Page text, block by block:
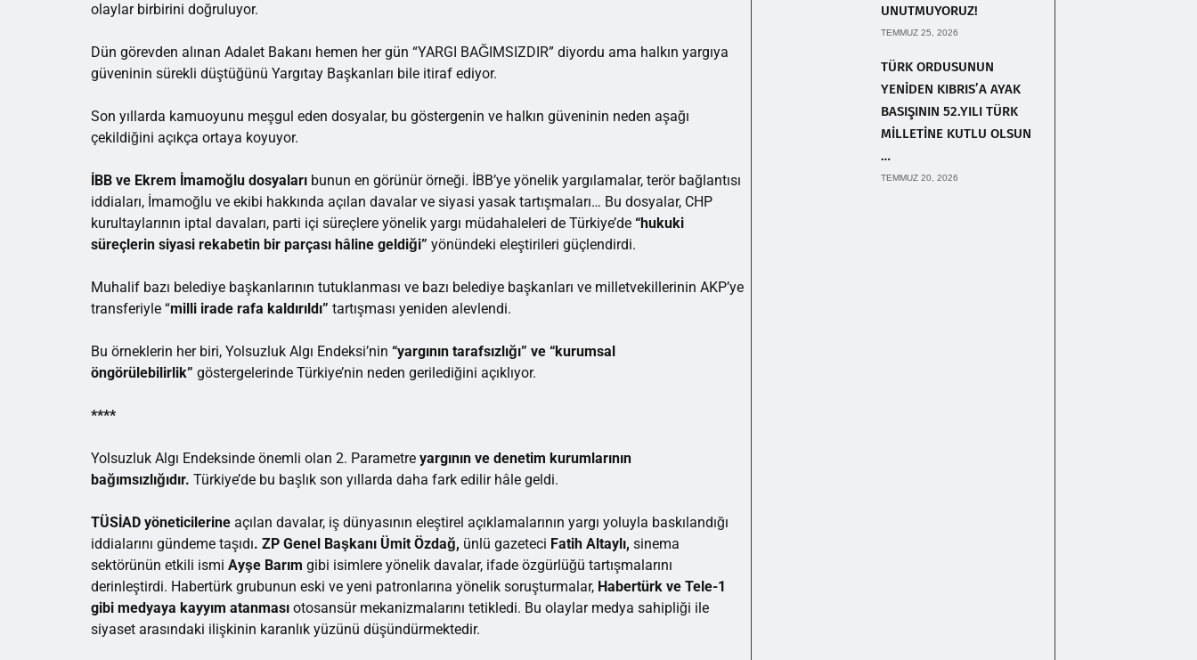
olaylar birbirini doğruluyor.
Dün görevden alınan Adalet Bakanı hemen her gün “YARGI BAĞIMSIZDIR” diyordu ama halkın yargıya
güveninin sürekli düştüğünü Yargıtay Başkanları bile itiraf ediyor.
Son yıllarda kamuoyunu meşgul eden dosyalar, bu göstergenin ve halkın güveninin neden aşağı
çekildiğini açıkça ortaya koyuyor.
İBB ve Ekrem İmamoğlu dosyaları bunun en görünür örneği. İBB’ye yönelik yargılamalar, terör bağlantısı
iddiaları, İmamoğlu ve ekibi hakkında açılan davalar ve siyasi yasak tartışmaları… Bu dosyalar, CHP
kurultaylarının iptal davaları, parti içi süreçlere yönelik yargı müdahaleleri de Türkiye’de “hukuki
süreçlerin siyasi rekabetin bir parçası hâline geldiği” yönündeki eleştirileri güçlendirdi.
Muhalif bazı belediye başkanlarının tutuklanması ve bazı belediye başkanları ve milletvekillerinin AKP’ye
transferiyle “milli irade rafa kaldırıldı” tartışması yeniden alevlendi.
Bu örneklerin her biri, Yolsuzluk Algı Endeksi’nin “yargının tarafsızlığı” ve “kurumsal
öngörülebilirlik” göstergelerinde Türkiye’nin neden gerilediğini açıklıyor.
****
Yolsuzluk Algı Endeksinde önemli olan 2. Parametre yargının ve denetim kurumlarının
bağımsızlığıdır. Türkiye’de bu başlık son yıllarda daha fark edilir hâle geldi.
TÜSİAD yöneticilerine açılan davalar, iş dünyasının eleştirel açıklamalarının yargı yoluyla baskılandığı
iddialarını gündeme taşıdı. ZP Genel Başkanı Ümit Özdağ, ünlü gazeteci Fatih Altaylı, sinema
sektörünün etkili ismi Ayşe Barım gibi isimlere yönelik davalar, ifade özgürlüğü tartışmalarını
derinleştirdi. Habertürk grubunun eski ve yeni patronlarına yönelik soruşturmalar, Habertürk ve Tele-1
gibi medyaya kayyım atanması otosansür mekanizmalarını tetikledi. Bu olaylar medya sahipliği ile
siyaset arasındaki ilişkinin karanlık yüzünü düşündürmektedir.
UNUTMUYORUZ!
TEMMUZ 25, 2026
TÜRK ORDUSUNUN
YENİDEN KIBRIS’A AYAK
BASIŞININ 52.YILI TÜRK
MİLLETİNE KUTLU OLSUN
…
TEMMUZ 20, 2026